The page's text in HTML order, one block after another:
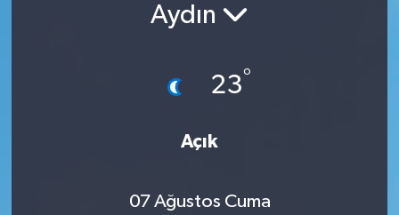
Aydın
23°
Açık
07 Ağustos Cuma